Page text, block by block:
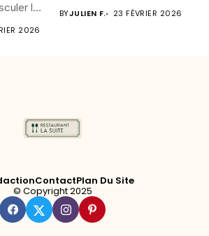
les
2026
BYJULIEN F. 23 FÉVRIER 2026
ContactPlan Du Site
© Copyright 2025